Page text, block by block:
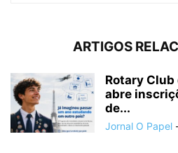
ARTIGOS
Rotary Club
abre
de...
Jornal O Papel